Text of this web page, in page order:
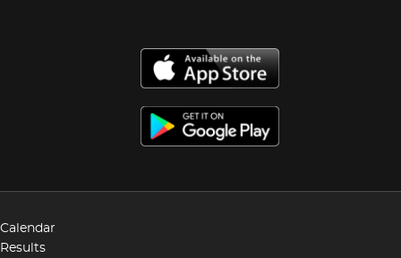
Calendar
Results